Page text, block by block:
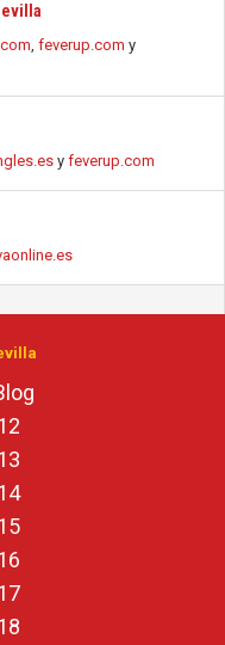
, feverup.com y
y feverup.com